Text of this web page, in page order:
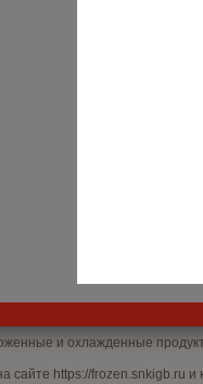
и охлажденные
сайте https://frozen.snkigb.ru и